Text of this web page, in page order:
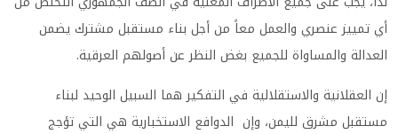
أي تمييز عنصري والعمل معاً من أجل بناء مستقبل مشترك يضمن
العدالة والمساواة للجميع بغض النظر عن أصولهم العرقية.
إن العقلانية والاستقلالية في التفكير هما السبيل الوحيد لبناء
مستقبل مشرق لليمن، وإن الدوافع الاستخبارية هي التي تؤجج